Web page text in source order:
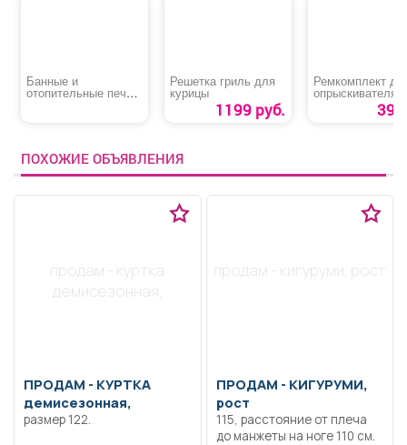
Банные и
отопительные печи,
Решетка гриль для
курицы
1199 руб.
Ремкомплект
опрыскивателя
«ОП-207/ОП-209
39
ПОХОЖИЕ ОБЪЯВЛЕНИЯ
продам - куртка
демисезонная,
ПРОДАМ - КУРТКА
демисезонная,
размер 122.
продам - кигуруми, рост
ПРОДАМ - КИГУРУМИ,
рост
115, расстояние от плеча
до манжеты на ноге 110 см.